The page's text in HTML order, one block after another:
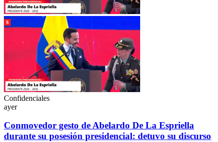
Confidenciales
ayer
Conmovedor gesto de Abelardo De La Espriella
durante su posesión presidencial: detuvo su discurso